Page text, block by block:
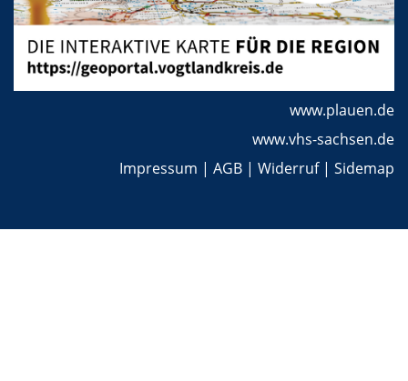
www.plauen.de
www.vhs-sachsen.de
Impressum | AGB | Widerruf| Sidemap